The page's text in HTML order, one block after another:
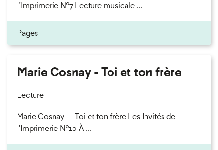
l’Imprimerie n°7 Lecture musicale ...
Pages
Marie Cosnay - Toi et ton frère
Lecture
Marie Cosnay — Toi et ton frère Les Invités de
l'Imprimerie n°10 À ...